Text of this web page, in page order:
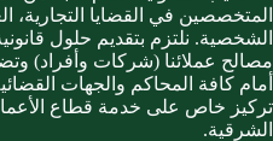
المتخصصين في القضايا التجارية،
الشخصية. نلتزم بتقديم حلول
مصالح عملائنا (شركات وأفراد)
أمام كافة المحاكم والجهات
تركيز خاص على خدمة قطاع
الشرقية.